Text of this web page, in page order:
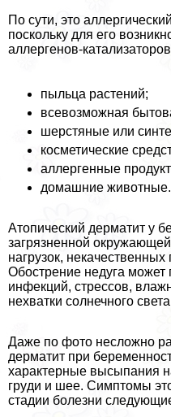
По сути, это
поскольку для его
аллергенов-
пыльца растений;
всевозможная
шерстяные или
косметические
аллергенные
домашние животные.
Атопический дерматит у
загрязненной
нагрузок, некачественных
Обострение недуга может
инфекций, стрессов,
нехватки солнечного
Даже по фото несложно
дерматит при
хаpaктерные высыпания
гpyди и шее. Симптомы
стадии болезни